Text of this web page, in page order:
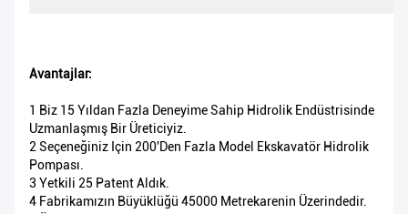
Avantajlar:
1 Biz 15 Yıldan Fazla Deneyime Sahip Hidrolik Endüstrisinde
Uzmanlaşmış Bir Üreticiyiz.
2 Seçeneğiniz Için 200'den Fazla Model Ekskavatör Hidrolik
Pompası.
3 Yetkili 25 Patent Aldık.
4 Fabrikamızın Büyüklüğü 45000 Metrekarenin Üzerindedir.